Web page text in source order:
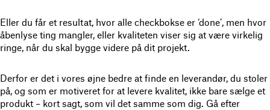
Eller du får et resultat, hvor alle checkbokse er ‘done’, men hvor
åbenlyse ting mangler, eller kvaliteten viser sig at være virkelig
ringe, når du skal bygge videre på dit projekt.
Derfor er det i vores øjne bedre at finde en leverandør, du stoler
på, og som er motiveret for at levere kvalitet, ikke bare sælge et
produkt – kort sagt, som vil det samme som dig. Gå efter